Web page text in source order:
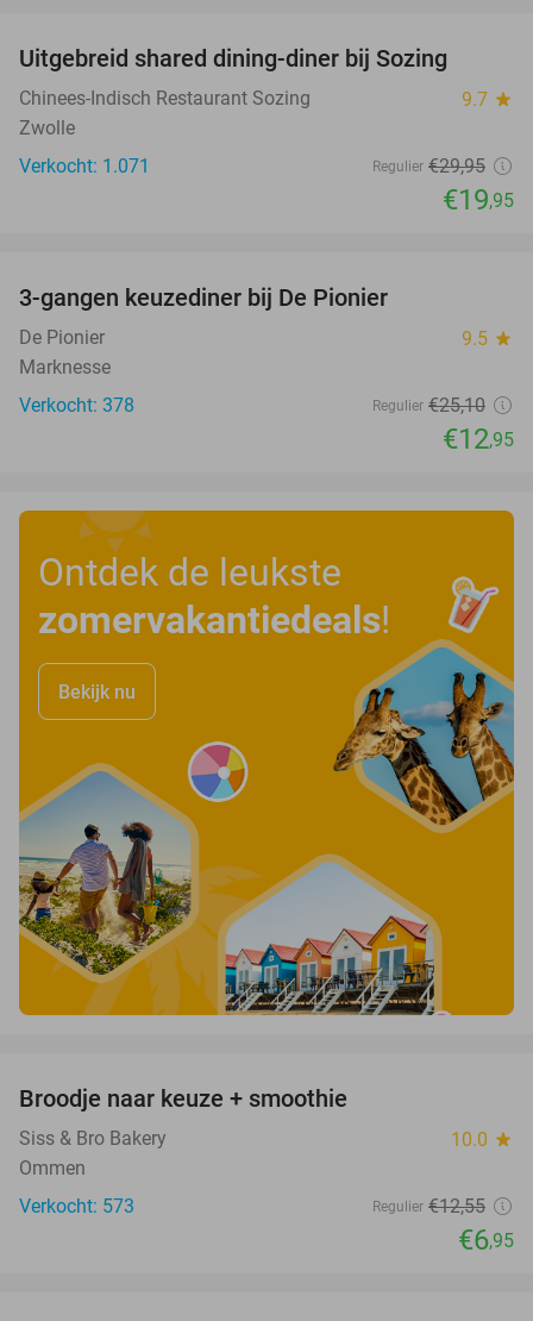
Uitgebreid shared dining-diner bij Sozing
Chinees-Indisch Restaurant Sozing 9.7 star
Zwolle
Verkocht: 1.071
Regulier €29,95
€19,95
3-gangen keuzediner bij De Pionier
De Pionier 9.5 star
Marknesse
Verkocht: 378
Regulier €25,10
€12,95
Ontdek de leukste
zomervakantiedeals!
Bekijk nu
Broodje naar keuze + smoothie
Siss & Bro Bakery 10.0 star
Ommen
Verkocht: 573
Regulier €12,55
€6,95